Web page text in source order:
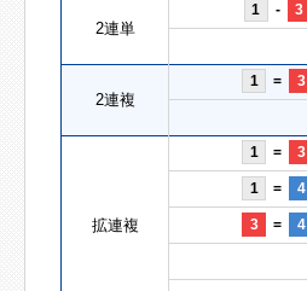
2連単
1 - 3
2連複
1 = 3
拡連複
1 = 3
1 = 4
3 = 4